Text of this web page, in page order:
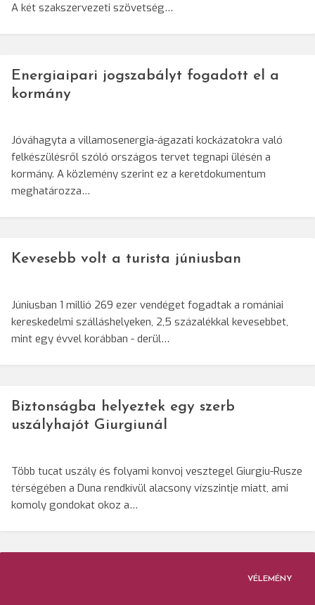
A két szakszervezeti szövetség…
Energiaipari jogszabályt fogadott el a
kormány
Jóváhagyta a villamosenergia-ágazati kockázatokra való
felkészülésről szóló országos tervet tegnapi ülésén a
kormány. A közlemény szerint ez a keretdokumentum
meghatározza…
Kevesebb volt a turista júniusban
Júniusban 1 millió 269 ezer vendéget fogadtak a romániai
kereskedelmi szálláshelyeken, 2,5 százalékkal kevesebbet,
mint egy évvel korábban - derül…
Biztonságba helyeztek egy szerb
uszályhajót Giurgiunál
Több tucat uszály és folyami konvoj vesztegel Giurgiu-Rusze
térségében a Duna rendkívül alacsony vízszintje miatt, ami
komoly gondokat okoz a…
VÉLEMÉNY